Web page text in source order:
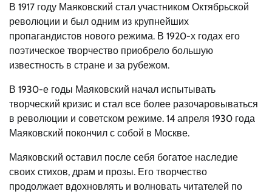
В 1917 году Маяковский стал участником Октябрьской
революции и был одним из крупнейших
пропагандистов нового режима. В 1920-х годах его
поэтическое творчество приобрело большую
известность в стране и за рубежом.
В 1930-е годы Маяковский начал испытывать
творческий кризис и стал все более разочаровываться
в революции и советском режиме. 14 апреля 1930 года
Маяковский покончил с собой в Москве.
Маяковский оставил после себя богатое наследие
своих стихов, драм и прозы. Его творчество
продолжает вдохновлять и волновать читателей по